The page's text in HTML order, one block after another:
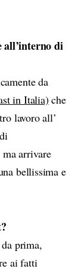
all’interno di
da
in Italia)che
lavoro all’
arrivare
bellissima e
prima,
ai fatti